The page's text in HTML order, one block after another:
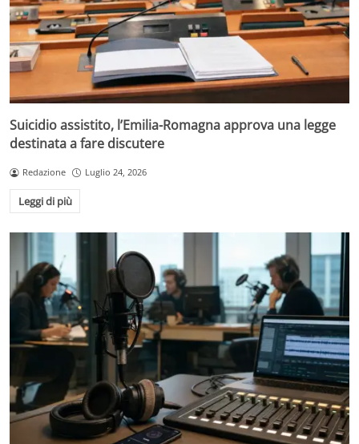
Suicidio assistito, l’Emilia-Romagna approva una legge
destinata a fare discutere
Redazione Luglio 24, 2026
Leggi di più